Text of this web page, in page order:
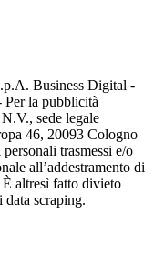
Business Digital -
la pubblicità
sede legale
46, 20093 Cologno
trasmessi e/o
all’addestramento di
altresì fatto divieto
data scraping.